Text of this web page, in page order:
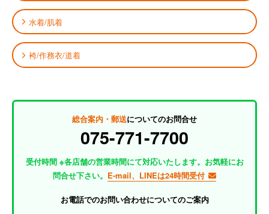
水着/肌着
袴/作務衣/道着
総合案内・郵送についてのお問合せ
075-771-7700
受付時間 ※各店舗の営業時間にて対応いたします。お気軽にお
問合せ下さい。 E-mail、LINEは24時間受付
お電話でのお問い合わせについてのご案内